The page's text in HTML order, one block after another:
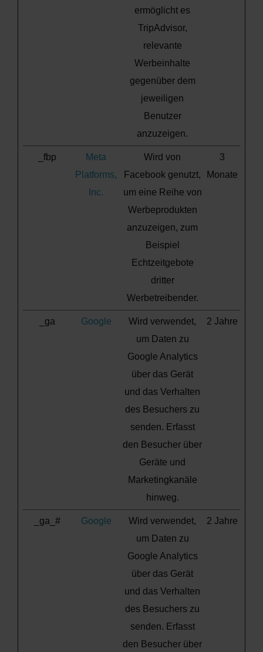
ermöglicht es
TripAdvisor,
relevante
Werbeinhalte
gegenüber dem
jeweiligen
Benutzer
anzuzeigen.
_fbp
Meta
Platforms,
Inc.
Wird von
Facebook genutzt,
um eine Reihe von
Werbeprodukten
anzuzeigen, zum
Beispiel
Echtzeitgebote
dritter
Werbetreibender.
3
Monate
_ga Google
Wird verwendet,
um Daten zu
Google Analytics
über das Gerät
und das Verhalten
des Besuchers zu
senden. Erfasst
den Besucher über
Geräte und
Marketingkanäle
hinweg.
2 Jahre
_ga_# Google
Wird verwendet,
um Daten zu
Google Analytics
über das Gerät
und das Verhalten
des Besuchers zu
senden. Erfasst
den Besucher über
2 Jahre